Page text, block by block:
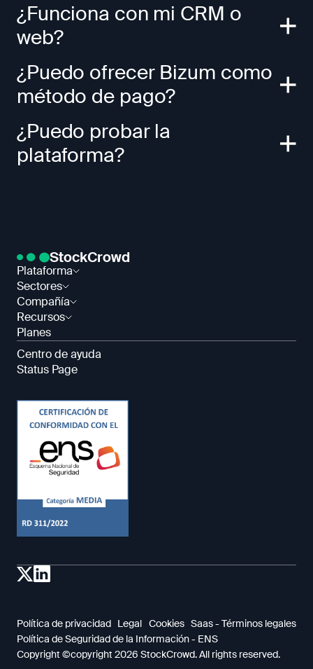
¿Funciona con mi CRM o
web?
¿Puedo ofrecer Bizum como
método de pago?
¿Puedo probar la
plataforma?
StockCrowd
Plataforma
Sectores
Compañía
Recursos
Planes
Centro de ayuda
Status Page
Política de privacidad Legal Cookies Saas - Términos legales
Política de Seguridad de la Información - ENS
Copyright ©copyright 2026 StockCrowd. All rights reserved.